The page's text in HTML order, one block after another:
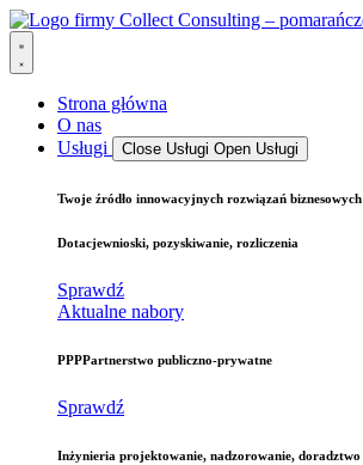
Strona główna
O nas
Usługi
Close Usługi Open Usługi
Twoje źródło innowacyjnych rozwiązań biznesowych
Dotacjewnioski, pozyskiwanie, rozliczenia
Sprawdź
Aktualne nabory
PPPPartnerstwo publiczno-prywatne
Sprawdź
Inżynieria projektowanie, nadzorowanie, doradztwo